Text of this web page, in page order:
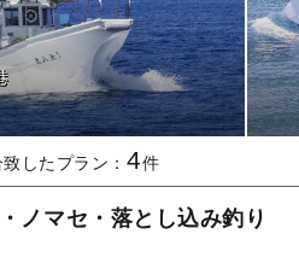
したプラン：4件
ノマセ・落とし込み釣り